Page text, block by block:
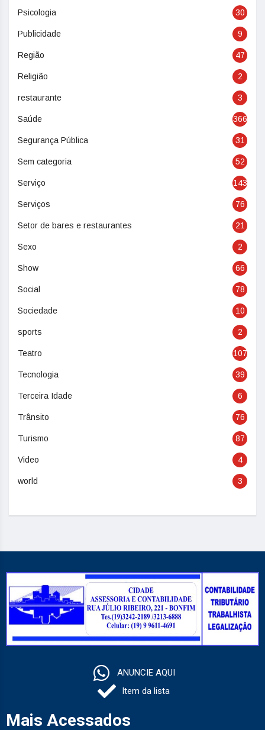
Psicologia 30
Publicidade 9
Região 47
Religião 2
restaurante 3
Saúde 366
Segurança Pública 31
Sem categoria 52
Serviço 143
Serviços 76
Setor de bares e restaurantes 21
Sexo 2
Show 66
Social 78
Sociedade 10
sports 2
Teatro 107
Tecnologia 39
Terceira Idade 6
Trânsito 76
Turismo 87
Video 4
world 3
ANUNCIE AQUI
Item da lista
Mais Acessados